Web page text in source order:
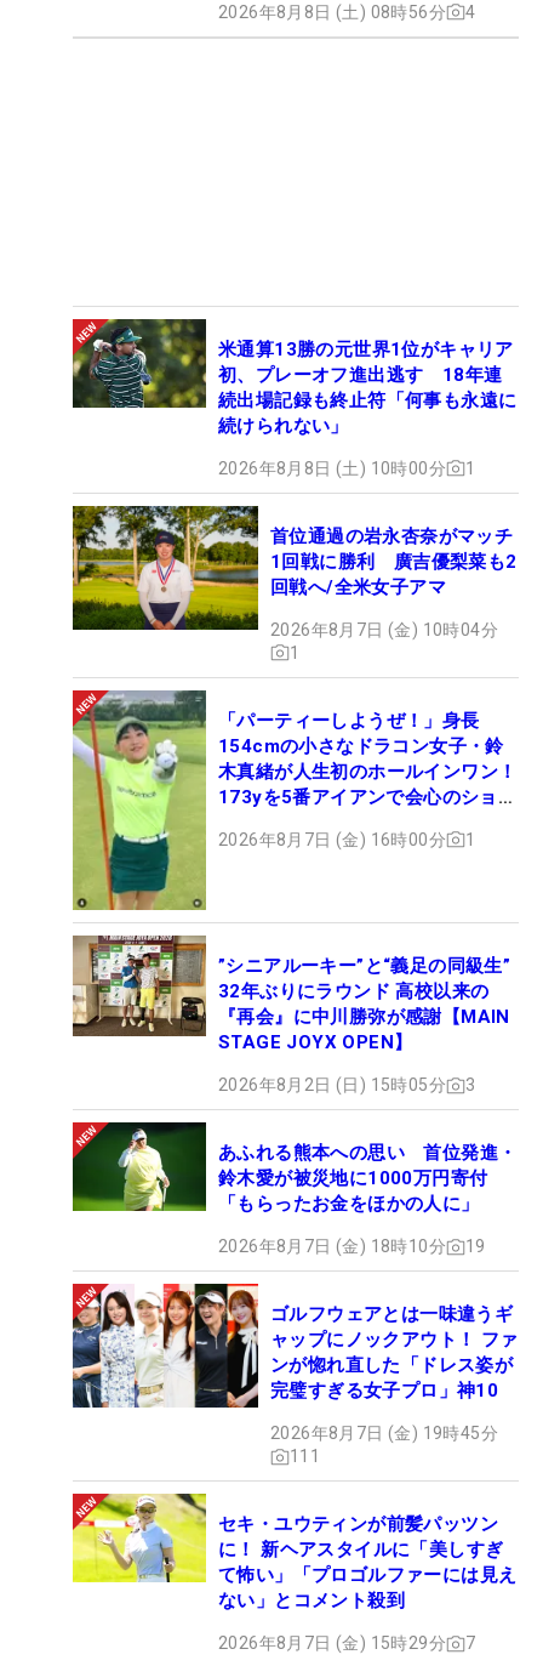
2026年8月8日 (土) 08時56分 4
米通算13勝の元世界1位がキャリア
初、プレーオフ進出逃す 18年連
続出場記録も終止符「何事も永遠に
続けられない」
2026年8月8日 (土) 10時00分 1
首位通過の岩永杏奈がマッチ
1回戦に勝利 廣吉優梨菜も2
回戦へ/全米女子アマ
2026年8月7日 (金) 10時04分
1
「パーティーしようぜ！」身長
154cmの小さなドラコン女子・鈴
木真緒が人生初のホールインワン！
173yを5番アイアンで会心のショッ
2026年8月7日 (金) 16時00分 1
”シニアルーキー”と“義足の同級生”
32年ぶりにラウンド 高校以来の
『再会』に中川勝弥が感謝【MAIN
STAGE JOYX OPEN】
2026年8月2日 (日) 15時05分 3
あふれる熊本への思い 首位発進・
鈴木愛が被災地に1000万円寄付
「もらったお金をほかの人に」
2026年8月7日 (金) 18時10分 19
ゴルフウェアとは一味違うギ
ャップにノックアウト！ ファ
ンが惚れ直した「ドレス姿が
完璧すぎる女子プロ」神10
2026年8月7日 (金) 19時45分
111
セキ・ユウティンが前髪パッツン
に！ 新ヘアスタイルに「美しすぎ
て怖い」「プロゴルファーには見え
ない」とコメント殺到
2026年8月7日 (金) 15時29分 7